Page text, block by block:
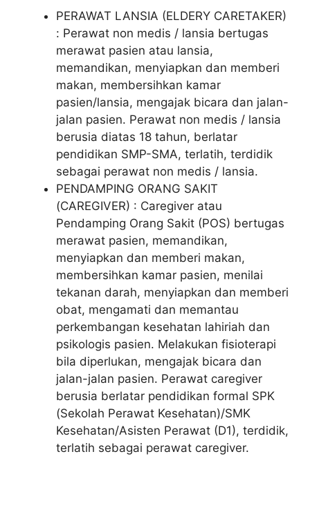
PERAWAT LANSIA (ELDERY CARETAKER)
: Perawat non medis / lansia bertugas
merawat pasien atau lansia,
memandikan, menyiapkan dan memberi
makan, membersihkan kamar
pasien/lansia, mengajak bicara dan jalan-
jalan pasien. Perawat non medis / lansia
berusia diatas 18 tahun, berlatar
pendidikan SMP-SMA, terlatih, terdidik
sebagai perawat non medis / lansia.
PENDAMPING ORANG SAKIT
(CAREGIVER) : Caregiver atau
Pendamping Orang Sakit (POS) bertugas
merawat pasien, memandikan,
menyiapkan dan memberi makan,
membersihkan kamar pasien, menilai
tekanan darah, menyiapkan dan memberi
obat, mengamati dan memantau
perkembangan kesehatan lahiriah dan
psikologis pasien. Melakukan fisioterapi
bila diperlukan, mengajak bicara dan
jalan-jalan pasien. Perawat caregiver
berusia berlatar pendidikan formal SPK
(Sekolah Perawat Kesehatan)/SMK
Kesehatan/Asisten Perawat (D1), terdidik,
terlatih sebagai perawat caregiver.